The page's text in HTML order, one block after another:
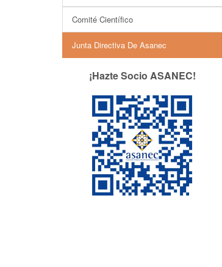
Comité Científico
Junta Directiva De Asanec
¡Hazte Socio ASANEC!